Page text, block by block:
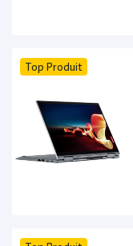
Top Produit